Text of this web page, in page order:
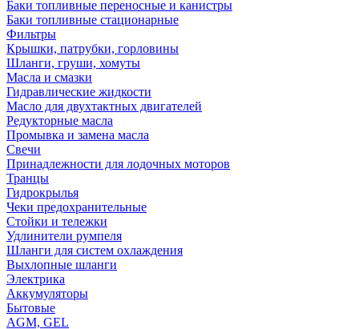
Баки топливные переносные и канистры
Баки топливные стационарные
Фильтры
Крышки, патрубки, горловины
Шланги, груши, хомуты
Масла и смазки
Гидравлические жидкости
Масло для двухтактных двигателей
Редукторные масла
Промывка и замена масла
Свечи
Принадлежности для лодочных моторов
Транцы
Гидрокрылья
Чеки предохранительные
Стойки и тележки
Удлинители румпеля
Шланги для систем охлаждения
Выхлопные шланги
Электрика
Аккумуляторы
Бытовые
AGM, GEL